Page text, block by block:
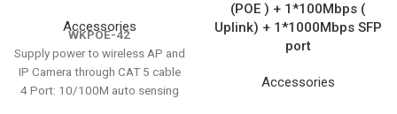
Accessories
WKPOE-42
Supply power to wireless AP and
IP Camera through CAT 5 cable
4 Port: 10/100M auto sensing
(POE ) + 1*100Mbps (
Uplink) + 1*1000Mbps SFP
port
Accessories